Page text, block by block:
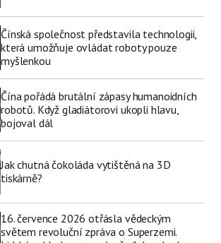
Čínská společnost představila technologii,
která umožňuje ovládat roboty pouze
myšlenkou
Čína pořádá brutální zápasy humanoidních
robotů. Když gladiátorovi ukopli hlavu,
bojoval dál
Jak chutná čokoláda vytištěná na 3D
tiskárně?
16. července 2026 otřásla vědeckým
světem revoluční zpráva o Superzemi.